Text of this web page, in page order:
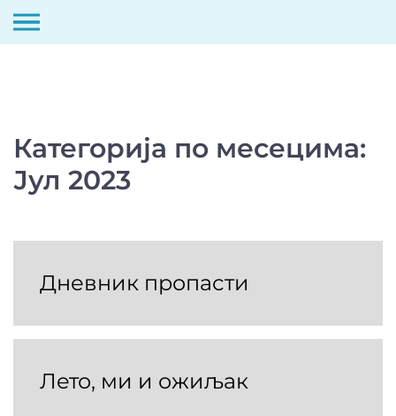
Категорија по месецима:
Јул 2023
Дневник пропасти
Лето, ми и ожиљак